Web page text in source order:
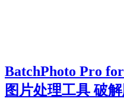
BatchPhoto Pro
图片处理工具 破